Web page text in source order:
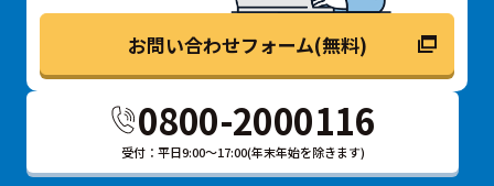
お問い合わせフォーム(無料)
0800-2000116
受付：平日9:00～17:00(年末年始を除きます)